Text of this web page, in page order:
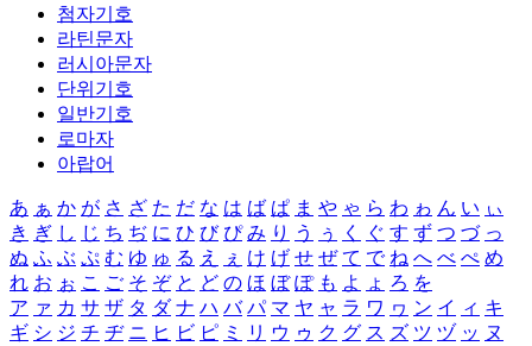
첨자기호
라틴문자
러시아문자
단위기호
일반기호
로마자
아랍어
あ ぁ か が さ ざ た だ な は ば ぱ ま や ゃ ら わ ゎ ん い ぃ
き ぎ し じ ち ぢ に ひ び ぴ み り う ぅ く ぐ す ず つ づ っ
ぬ ふ ぶ ぷ む ゆ ゅ る え ぇ け げ せ ぜ て で ね へ べ ぺ め
れ お ぉ こ ご そ ぞ と ど の ほ ぼ ぽ も よ ょ ろ を
ア ァ カ サ ザ タ ダ ナ ハ バ パ マ ヤ ャ ラ ワ ヮ ン イ ィ キ
ギ シ ジ チ ヂ ニ ヒ ビ ピ ミ リ ウ ゥ ク グ ス ズ ツ ヅ ッ ヌ